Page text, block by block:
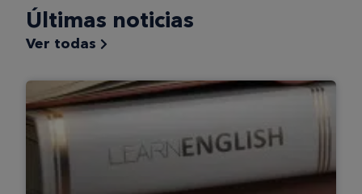
Últimas noticias
Ver todas